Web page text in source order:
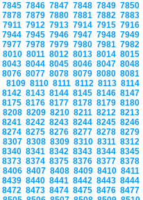
7845 7846 7847 7848 7849 7850
7878 7879 7880 7881 7882 7883
7911 7912 7913 7914 7915 7916
7944 7945 7946 7947 7948 7949
7977 7978 7979 7980 7981 7982
8010 8011 8012 8013 8014 8015
8043 8044 8045 8046 8047 8048
8076 8077 8078 8079 8080 8081
8109 8110 8111 8112 8113 8114
8142 8143 8144 8145 8146 8147
8175 8176 8177 8178 8179 8180
8208 8209 8210 8211 8212 8213
8241 8242 8243 8244 8245 8246
8274 8275 8276 8277 8278 8279
8307 8308 8309 8310 8311 8312
8340 8341 8342 8343 8344 8345
8373 8374 8375 8376 8377 8378
8406 8407 8408 8409 8410 8411
8439 8440 8441 8442 8443 8444
8472 8473 8474 8475 8476 8477